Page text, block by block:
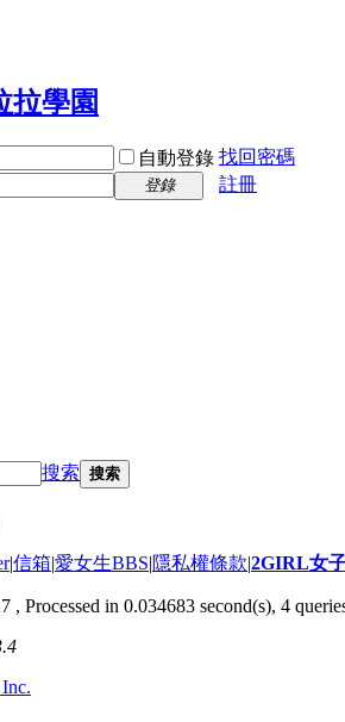
自動登錄 找回密碼
登錄
註冊
搜索 搜索
|信箱|愛女生BBS|隱私權條款|2GIRL女
, Processed in 0.034683 second(s), 4